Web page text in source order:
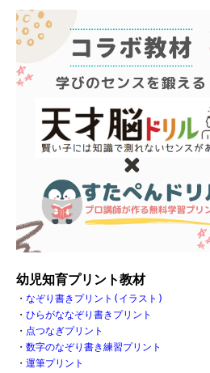
幼児知育プリント教材
・ なぞり書きプリント(イラスト)
・ ひらがななぞり書きプリント
・ 点つなぎプリント
・ 数字のなぞり書き練習プリント
・ 運筆プリント